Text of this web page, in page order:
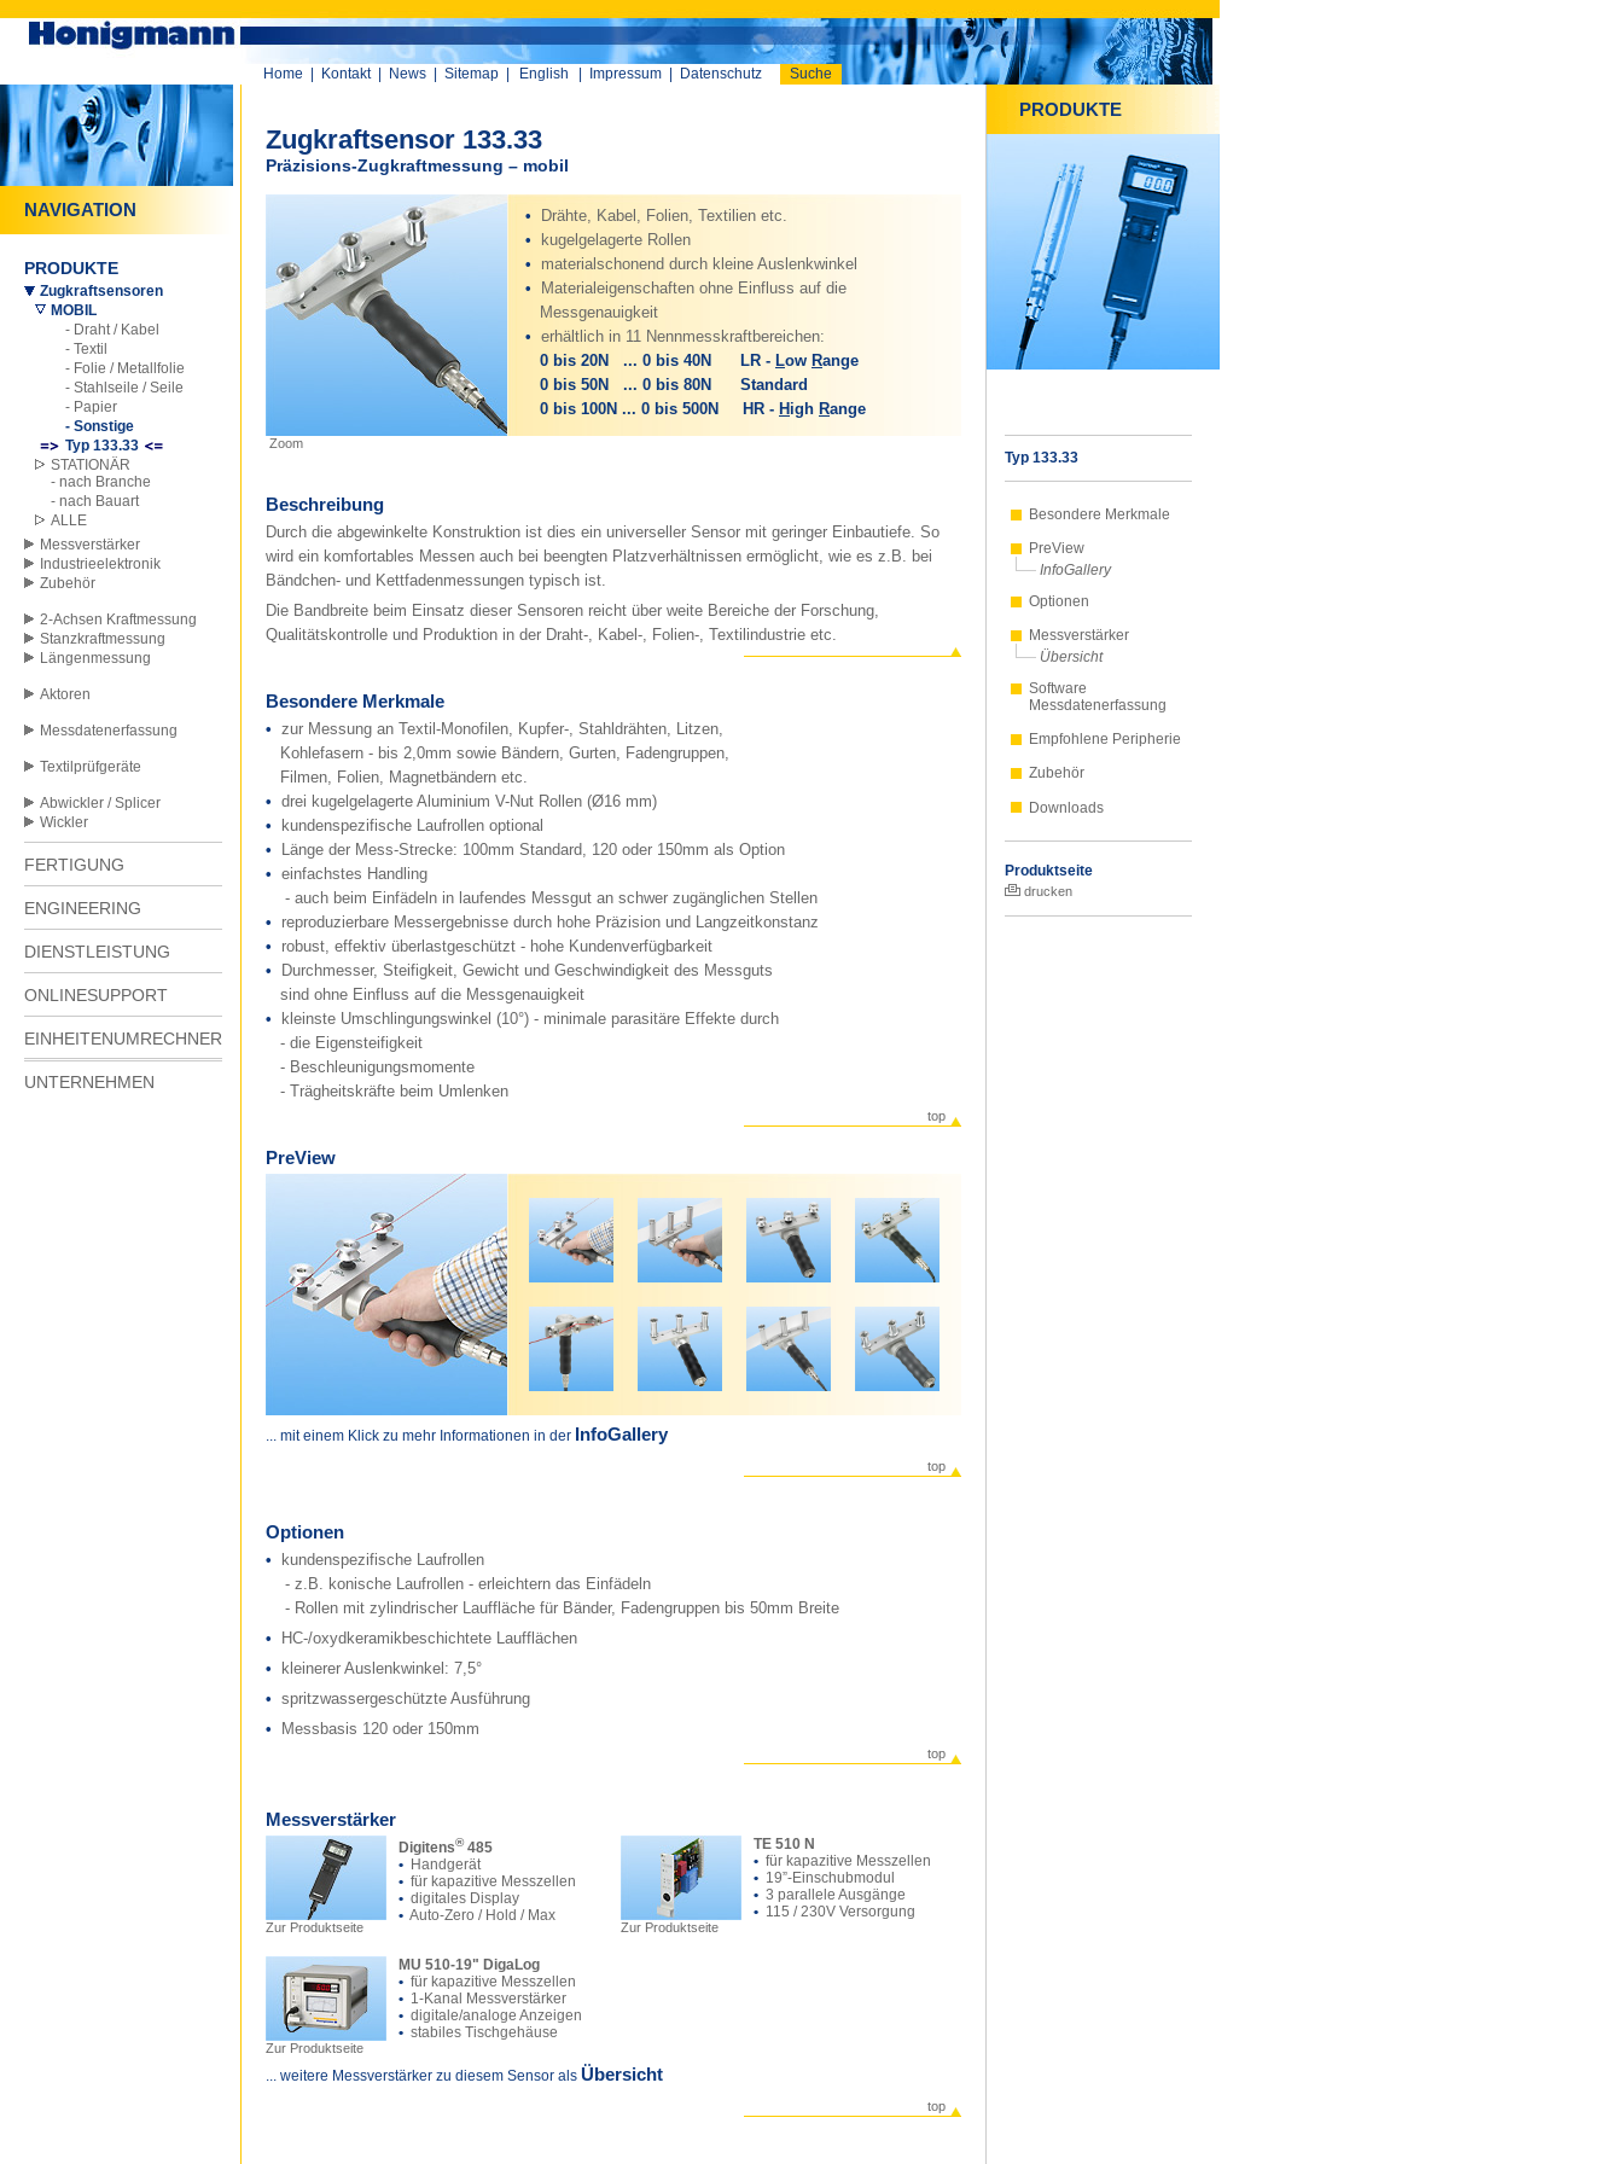
Home Kontakt News Sitemap English Impressum Datenschutz Suche
NAVIGATION
PRODUKTE
Zugkraftsensoren
MOBIL
- Draht / Kabel
- Textil
- Folie / Metallfolie
- Stahlseile / Seile
- Papier
- Sonstige
Typ 133.33
STATIONÄR
- nach Branche
- nach Bauart
ALLE
Messverstärker
Industrieelektronik
Zubehör
2-Achsen Kraftmessung
Stanzkraftmessung
Längenmessung
Aktoren
Messdatenerfassung
Textilprüfgeräte
Abwickler / Splicer
Wickler
FERTIGUNG
ENGINEERING
DIENSTLEISTUNG
ONLINESUPPORT
EINHEITENUMRECHNER
UNTERNEHMEN
Zugkraftsensor 133.33
Präzisions-Zugkraftmessung – mobil
•
Drähte, Kabel, Folien, Textilien etc.
•
kugelgelagerte Rollen
•
materialschonend durch kleine Auslenkwinkel
•
Materialeigenschaften ohne Einfluss auf die
Messgenauigkeit
• erhältlich in 11 Nennmesskraftbereichen:
0 bis 20N ... 0 bis 40N LR - Low Range
0 bis 50N ... 0 bis 80N Standard
0 bis 100N ... 0 bis 500N HR - H igh Range
Zoom
Beschreibung
Durch die abgewinkelte Konstruktion ist dies ein universeller Sensor mit geringer Einbautiefe. So
wird ein komfortables Messen auch bei beengten Platzverhältnissen ermöglicht, wie es z.B. bei
Bändchen- und Kettfadenmessungen typisch ist.
Die Bandbreite beim Einsatz dieser Sensoren reicht über weite Bereiche der Forschung,
Qualitätskontrolle und Produktion in der Draht-, Kabel-, Folien-, Textilindustrie etc.
Besondere Merkmale
• zur Messung an Textil-Monofilen, Kupfer-, Stahldrähten, Litzen,
Kohlefasern - bis 2,0mm sowie Bändern, Gurten, Fadengruppen,
Filmen, Folien, Magnetbändern etc.
• drei kugelgelagerte Aluminium V-Nut Rollen (Ø16 mm)
•
kundenspezifische Laufrollen optional
•
Länge der Mess-Strecke: 100mm Standard, 120 oder 150mm als Option
• einfachstes Handling
- auch beim Einfädeln in laufendes Messgut an schwer zugänglichen Stellen
•
reproduzierbare Messergebnisse durch hohe Präzision und Langzeitkonstanz
•
robust, effektiv überlastgeschützt - hohe Kundenverfügbarkeit
•
Durchmesser, Steifigkeit, Gewicht und Geschwindigkeit des Messguts
sind ohne Einfluss auf die Messgenauigkeit
•
kleinste Umschlingungswinkel (10°) - minimale parasitäre Effekte durch
- die Eigensteifigkeit
- Beschleunigungsmomente
- Trägheitskräfte beim Umlenken
top
PreView
... mit einem Klick zu mehr Informationen in der InfoGallery
top
Optionen
•
kundenspezifische Laufrollen
- z.B. konische Laufrollen - erleichtern das Einfädeln
- Rollen mit zylindrischer Lauffläche für Bänder, Fadengruppen bis 50mm Breite
•
HC-/oxydkeramikbeschichtete Laufflächen
•
kleinerer Auslenkwinkel: 7,5°
• spritzwassergeschützte Ausführung
•
Messbasis 120 oder 150mm
top
Messverstärker
Zur Produktseite
Digitens®485
• Handgerät
• für kapazitive Messzellen
• digitales Display
• Auto-Zero / Hold / Max
Zur Produktseite
TE 510 N
• für kapazitive Messzellen
• 19”-Einschubmodul
• 3 parallele Ausgänge
• 115 / 230V Versorgung
Zur Produktseite
MU 510-19" DigaLog
• für kapazitive Messzellen
• 1-Kanal Messverstärker
• digitale/analoge Anzeigen
• stabiles Tischgehäuse
... weitere Messverstärker zu diesem Sensor als Übersicht
top
PRODUKTE
Typ 133.33
Besondere Merkmale
PreView
InfoGallery
Optionen
Messverstärker
Übersicht
Software
Messdatenerfassung
Empfohlene Peripherie
Zubehör
Downloads
Produktseite
drucken